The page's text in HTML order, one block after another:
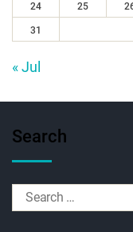
24 25
31
« Jul
Search